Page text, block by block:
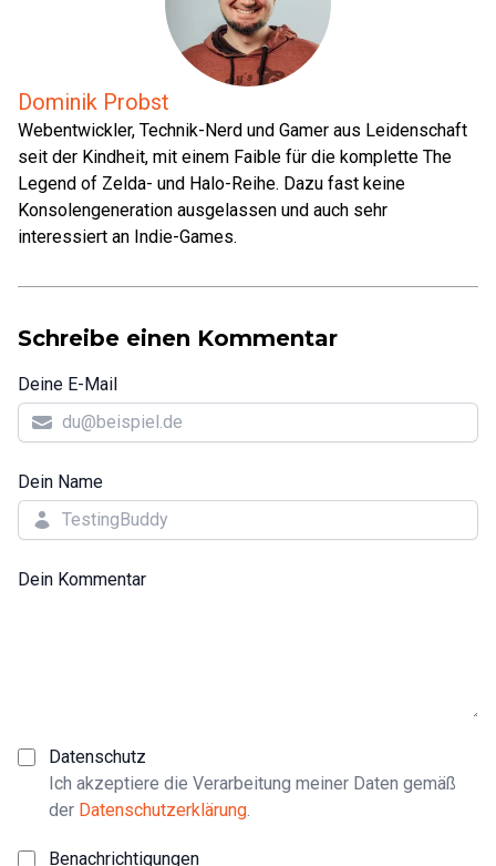
Dominik Probst
Webentwickler, Technik-Nerd und Gamer aus Leidenschaft
seit der Kindheit, mit einem Faible für die komplette The
Legend of Zelda- und Halo-Reihe. Dazu fast keine
Konsolengeneration ausgelassen und auch sehr
interessiert an Indie-Games.
Schreibe einen Kommentar
Deine E-Mail
Dein Name
Dein Kommentar
Datenschutz
Ich akzeptiere die Verarbeitung meiner Daten gemäß
der Datenschutzerklärung
Benachrichtigungen